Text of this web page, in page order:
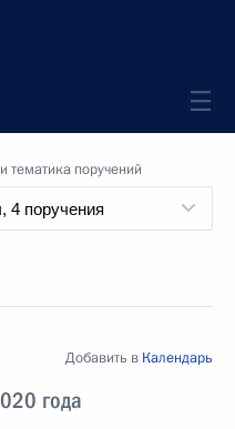
тематика поручений
года
Добавить в Календарь